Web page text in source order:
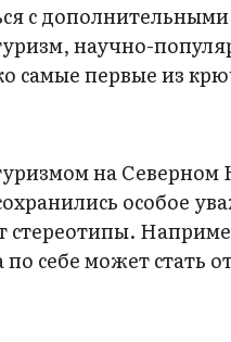
с
научно-
первые из
на
особое
себе может стать